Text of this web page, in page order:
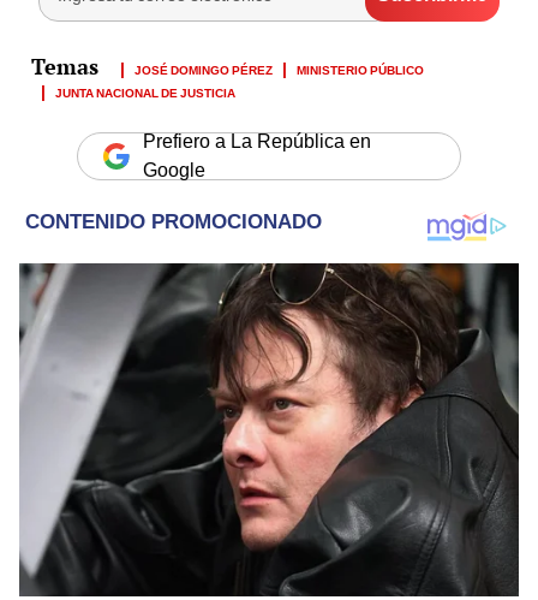
JOSÉ DOMINGO PÉREZ
MINISTERIO PÚBLICO
JUNTA NACIONAL DE JUSTICIA
Prefiero a La República en
Google